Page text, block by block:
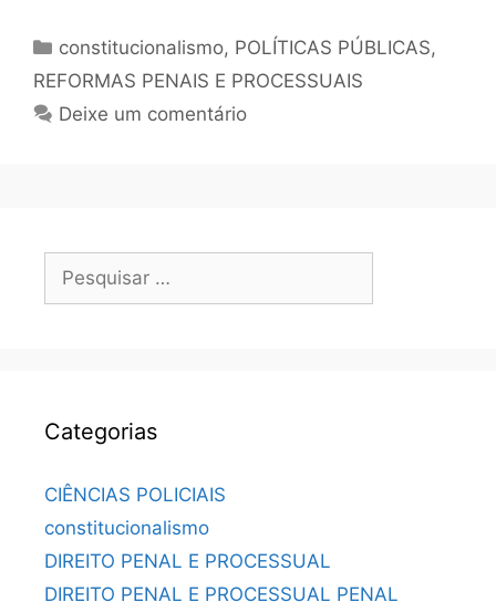
constitucionalismo, POLÍTICAS PÚBLICAS,
REFORMAS PENAIS E PROCESSUAIS
Deixe um comentário
Categorias
CIÊNCIAS POLICIAIS
constitucionalismo
DIREITO PENAL E PROCESSUAL
DIREITO PENAL E PROCESSUAL PENAL